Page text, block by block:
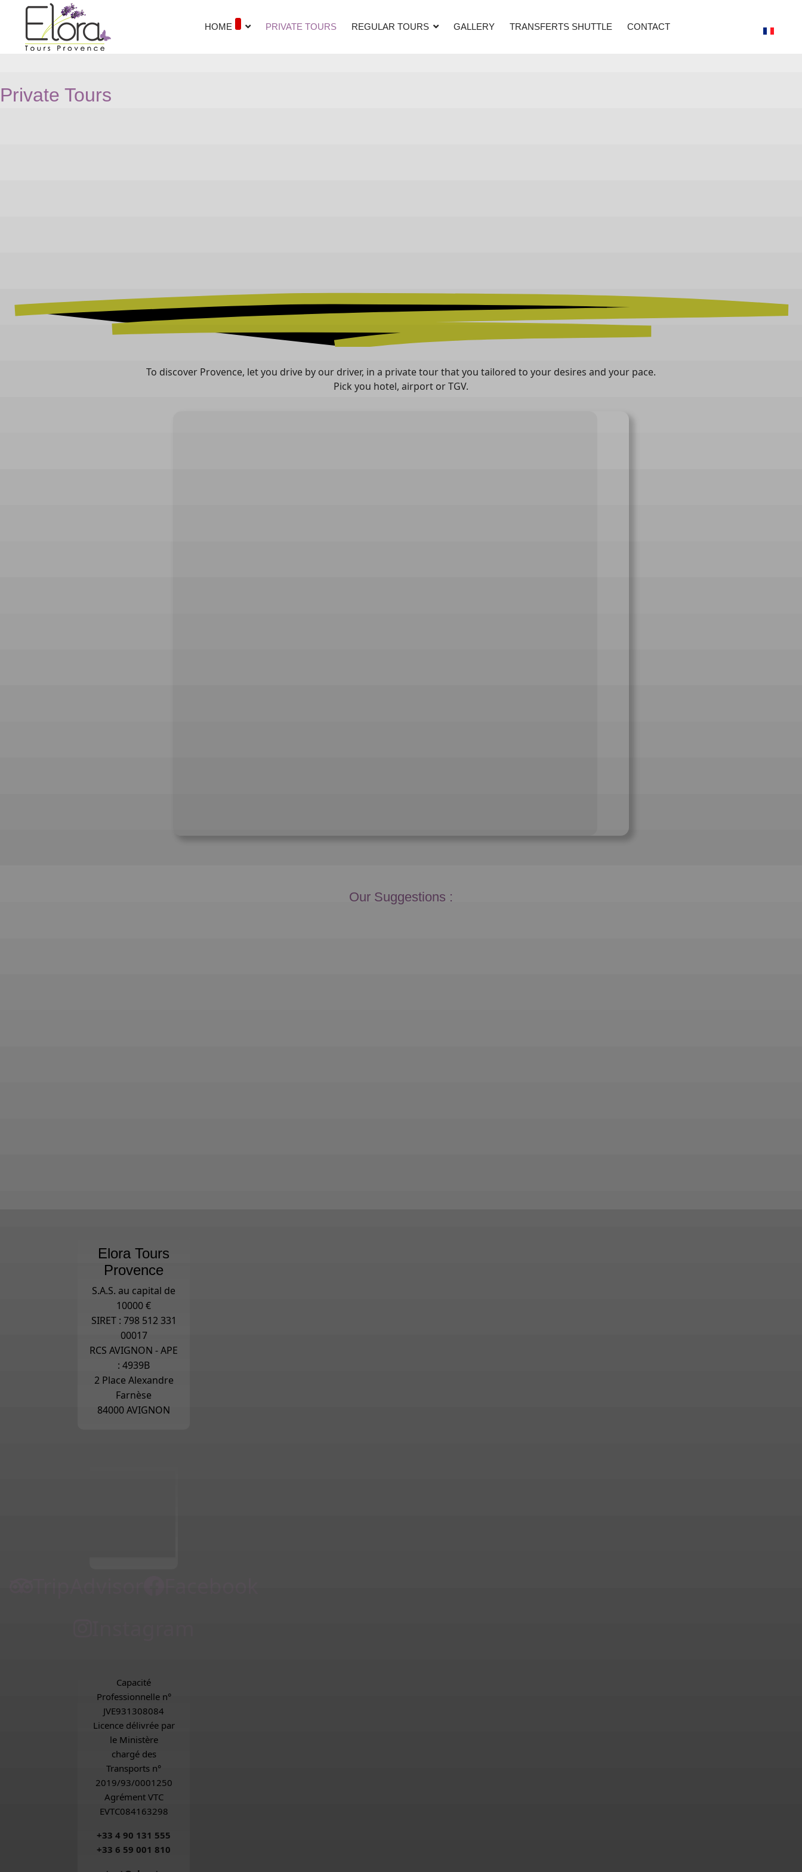
HOME PRIVATE TOURS REGULAR TOURS GALLERY TRANSFERTS SHUTTLE CONTACT
Private Tours
To discover Provence, let you drive by our driver, in a private tour that you tailored to your desires and your pace.
Pick you hotel, airport or TGV.
Our Suggestions :
Elora Tours
Provence
S.A.S. au capital de
10000 €
SIRET : 798 512 331
00017
RCS AVIGNON - APE
: 4939B
2 Place Alexandre
Farnèse
84000 AVIGNON
Capacité
Professionnelle n°
JVE931308084
Licence délivrée par
le Ministère
chargé des
Transports n°
2019/93/0001250
Agrément VTC
EVTC084163298
+33 4 90 131 555
+33 6 59 001 810